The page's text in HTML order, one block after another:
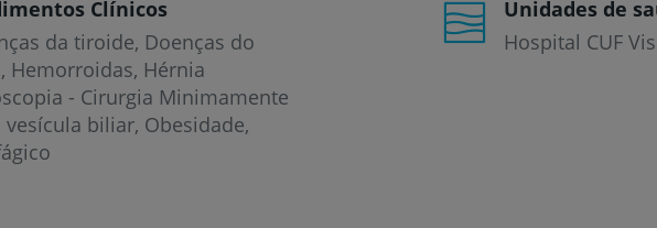
Clínicos
da tiroide Doenças do
Hemorroidas Hérnia
- Cirurgia Minimamente
vesícula biliar Obesidade
Unidades de
Hospital CUF